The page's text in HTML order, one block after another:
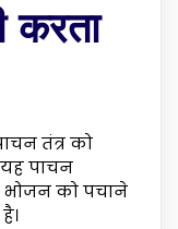
करता
तंत्र को
पाचन
भोजन को पचाने